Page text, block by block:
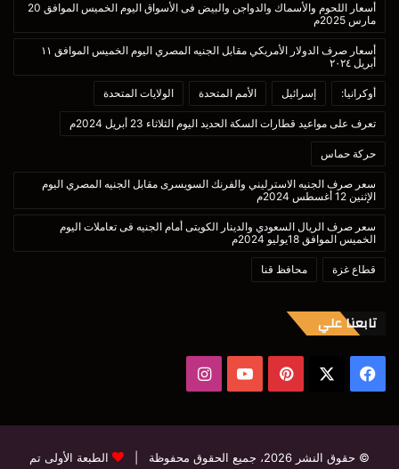
أسعار اللحوم والأسماك والدواجن والبيض فى الأسواق اليوم الخميس الموافق 20
مارس 2025م
أسعار صرف الدولار الأمريكي مقابل الجنيه المصري اليوم الخميس الموافق ١١
أبريل ٢٠٢٤
أوكرانيا: إسرائيل الأمم المتحدة الولايات المتحدة
تعرف على مواعيد قطارات السكة الحديد اليوم الثلاثاء 23 أبريل 2024م
حركة حماس
سعر صرف الجنيه الاسترليني والفرنك السويسرى مقابل الجنيه المصري اليوم
الإثنين 12 أغسطس 2024م
سعر صرف الريال السعودي والدينار الكويتى أمام الجنيه فى تعاملات اليوم
الخميس الموافق 18يوليو 2024م
قطاع غزة محافظ قنا
تابعنا علي
فيسبوك بينتيريست‫YouTube
© حقوق النشر 2026، جميع الحقوق محفوظة | الطبعة الأولى تم